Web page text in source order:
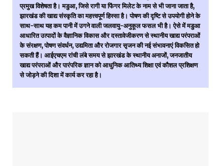
प्रमुख विशेषता है। मडुआ, जिसे रागी या फिंगर मिलेट के नाम से भी जाना जाता है,
झारखंड की खाद्य संस्कृति का महत्त्वपूर्ण हिस्सा है। पोषण की दृष्टि से उपयोगी होने के
साथ-साथ यह कम पानी में उगने वाली जलवायु-अनुकूल फसल भी है। ऐसे में मडुआ
आधारित उत्पादों के वैज्ञानिक विकास और दस्तावेजीकरण से स्थानीय खाद्य परंपराओं
के संरक्षण, पोषण संवर्धन, उद्यमिता और रोजगार सृजन की नई संभावनाएं विकसित हो
सकती हैं। आईएचएम रांची लंबे समय से झारखंड के स्थानीय अनाजों, जनजातीय
खाद्य परंपराओं और पारंपरिक ज्ञान को आधुनिक आतिथ्य शिक्षा एवं कौशल प्रशिक्षण
से जोड़ने की दिशा में कार्य कर रहा है।